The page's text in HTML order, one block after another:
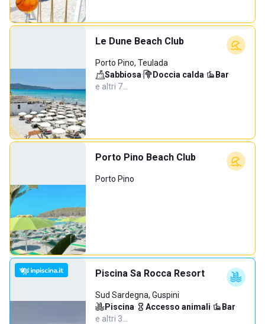
Le Dune Beach Club
Porto Pino, Teulada
Sabbiosa· Doccia calda· Bar·
e altri 7…
Porto Pino Beach Club
Porto Pino
Piscina Sa Rocca Resort
Sud Sardegna, Guspini
Piscina· Accesso animali· Bar·
e altri 3…